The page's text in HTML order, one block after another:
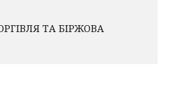
ТА БІРЖОВА